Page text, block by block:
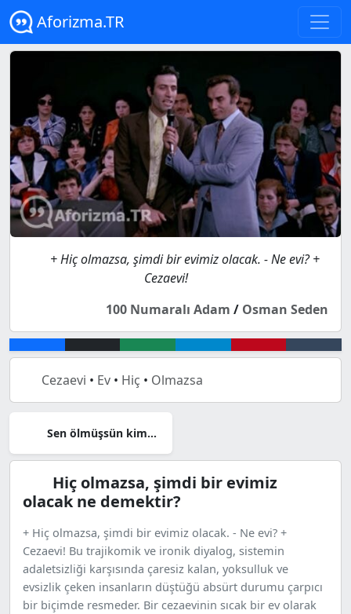
Aforizma.TR
+ Hiç olmazsa, şimdi bir evimiz olacak. - Ne evi? +
Cezaevi!
100 Numaralı Adam / Osman Seden
Cezaevi • Ev • Hiç • Olmazsa
Sen ölmüşsün kimin umurunda
Hiç olmazsa, şimdi bir evimiz
olacak ne demektir?
+ Hiç olmazsa, şimdi bir evimiz olacak. - Ne evi? +
Cezaevi! Bu trajikomik ve ironik diyalog, sistemin
adaletsizliği karşısında çaresiz kalan, yoksulluk ve
evsizlik çeken insanların düştüğü absürt durumu çarpıcı
bir biçimde resmeder. Bir cezaevinin sıcak bir ev olarak